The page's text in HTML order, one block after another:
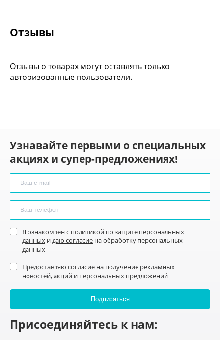
Отзывы
Отзывы о товарах могут оставлять только
авторизованные пользователи.
Узнавайте первыми о специальных
акциях и супер-предложениях!
Я ознакомлен с политикой по защите персональных
данных идаю согласие на обработку персональных
данных
Предоставляю согласие на получение рекламных
новостей, акций и персональных предложений
Присоединяйтесь к нам: